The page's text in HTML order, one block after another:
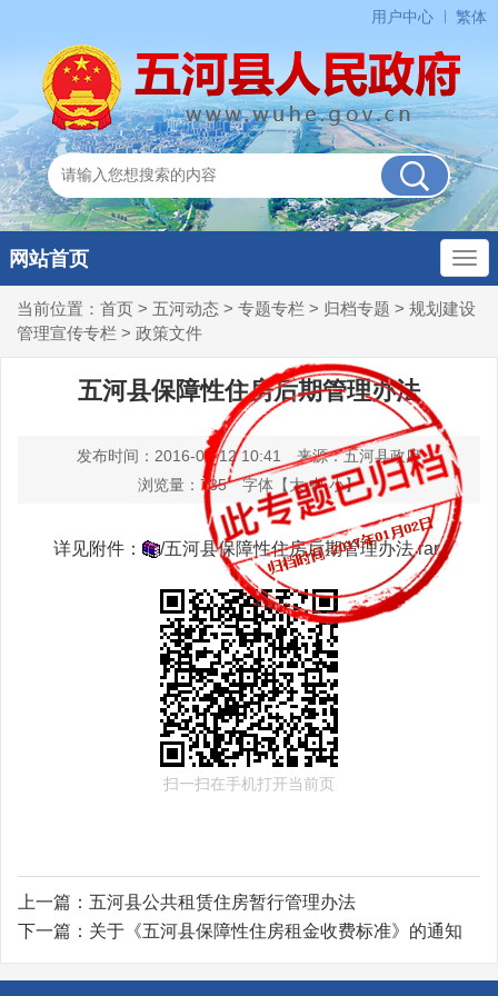
用户中心 繁体
网站首页
当前位置： 首页 > 五河动态 > 专题专栏 > 归档专题 > 规划建设
管理宣传专栏 > 政策文件
五河县保障性住房后期管理办法
发布时间：2016-08-12 10:41
来源：五河县政府
浏览量： 735 字体【大 中 小】
详见附件： /五河县保障性住房后期管理办法.rar
扫一扫在手机打开当前页
上一篇： 五河县公共租赁住房暂行管理办法
下一篇： 关于《五河县保障性住房租金收费标准》的通知